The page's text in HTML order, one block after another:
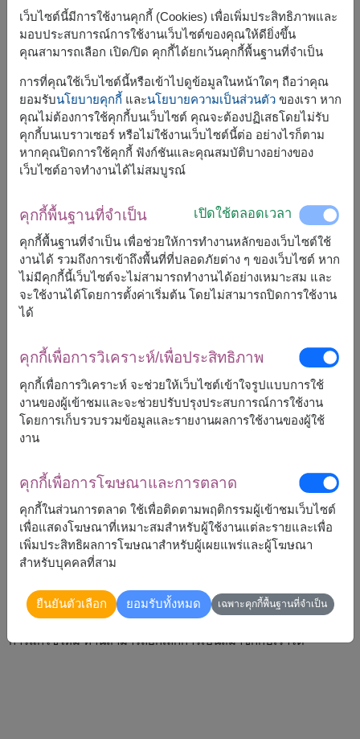
นโยบายการไม่เปิดเผยข้อมูลแก่บุคคลที่
สาม
Flowers2Thailand.com ไม่มีนโยบายที่จะขาย แลกเปลี่ยน หรือให้
เช่าซื้อ ข้อมูลส่วนบุคคลของท่านแก่บุคคลที่สามเป็นอันขาด อย่างไร
ก็ตามทางเรามีความจำเป็นที่จะต้องให้ข้อมูลของท่านแก่ร้านดอกไม้
ที่อยู่ในเครือข่ายหรือตัวแทนส่งสินค้าของเรา และข้อมูลดังกล่าวนี้
จะถูกนำไปใช้เพื่อการจัดส่งสินค้าของเราเท่านั้น
ในกรณีที่ Flowers2Thailand.com มีลิงค์ไปยังเว็บไซต์อื่น
Flowers2Thailand.com จะไม่รับผิดชอบต่อนโยบายคุ้มครองความ
เป็นส่วนตัวและเนื้อหาของเว็บไซต์เหล่านั้น ทั้งนี้หากท่านได้เข้าไป
ยังเว็บไซต์เหล่านั้น เราขอให้ท่านปฏิบัติตามข้อควรปฏิบัติขั้นพื้น
ฐานของการใช้อินเทอร์เน็ตดัง ต่อไปนี้: ไม่ควรให้ข้อมูลส่วนบุคคล
ของท่านแก่เว็บไซต์ที่ไม่มีการเขียนนโยบายคุ้มครองความเป็นส่วน
การยกเลิกสถานภาพสมาชิก/การ
เปลี่ยนแปลงข้อมูลส่วนบุคคล
Flowers2thailand.com มีทางเลือกให้ท่านหลายทางในการ
เปลี่ยนแปลงหรือลบข้อมูลส่วนบุคคลของท่านจากฐานข้อมูลของเรา
ข้อตกลงของท่าน
เมื่อคุณตัดสินใจซื้อสินค้าหรือสมัครสมาชิกกับ
Flowers2Thailand.com คุณตกลงที่อนุญาตให้เราใช้ข้อมูลส่วนตัว
ของท่านตามข้อตกลงที่ระบุไว้ในนโยบายคุ้มครองความเป็นส่วนตัว
ของเรา อย่างไรก็ตามทางเราสงวนสิทธิที่จะเปลี่ยนแปลง แก้ไข หรือ
เพิ่มข้อกำหนดและเงื่อนไขของนโยบายคุ้มครองความเป็นส่วนตัวได้
ตลอดเวลา ทั้งนี้เมื่อมีการแก้ไขข้อมูลดังกล่าวจะมีการแจ้งบน
เว็บไซต์เพื่อให้ท่านทราบ ซึ่งหากท่านใดไม่ตกลงกับนโยบายที่ได้มี
การแก้ไขใหม่ ท่านสามารถยกเลิกการเป็นสมาชิกกับเราได้
เว็บไซต์นี้มีการใช้งานคุกกี้ (Cookies) เพื่อเพิ่มประสิทธิภาพและ
มอบประสบการณ์การใช้งานเว็บไซต์ของคุณให้ดียิ่งขึ้น
คุณสามารถเลือก เปิด/ปิด คุกกี้ได้ยกเว้นคุกกี้พื้นฐานที่จำเป็น
การที่คุณใช้เว็บไซต์นี้หรือเข้าไปดูข้อมูลในหน้าใดๆ ถือว่าคุณ
ยอมรับนโยบายคุกกี้ และนโยบายความเป็นส่วนตัวของเรา หาก
คุณไม่ต้องการใช้คุกกี้บนเว็บไซต์ คุณจะต้องปฏิเสธโดยไม่รับ
คุกกี้บนเบราวเซอร์ หรือไม่ใช้งานเว็บไซต์นี้ต่อ อย่างไรก็ตาม
หากคุณปิดการใช้คุกกี้ ฟังก์ชันและคุณสมบัติบางอย่างของ
เว็บไซต์อาจทำงานได้ไม่สมบูรณ์
คุกกี้พื้นฐานที่จำเป็น เปิดใช้ตลอดเวลา
คุกกี้พื้นฐานที่จำเป็น เพื่อช่วยให้การทำงานหลักของเว็บไซต์ใช้
งานได้ รวมถึงการเข้าถึงพื้นที่ที่ปลอดภัยต่าง ๆ ของเว็บไซต์ หาก
ไม่มีคุกกี้นี้เว็บไซต์จะไม่สามารถทำงานได้อย่างเหมาะสม และ
จะใช้งานได้โดยการตั้งค่าเริ่มต้น โดยไม่สามารถปิดการใช้งาน
ได้
คุกกี้เพื่อการวิเคราะห์/เพื่อประสิทธิภาพ
คุกกี้เพื่อการวิเคราะห์ จะช่วยให้เว็บไซต์เข้าใจรูปแบบการใช้
งานของผู้เข้าชมและจะช่วยปรับปรุงประสบการณ์การใช้งาน
โดยการเก็บรวบรวมข้อมูลและรายงานผลการใช้งานของผู้ใช้
งาน
คุกกี้เพื่อการโฆษณาและการตลาด
คุกกี้ในส่วนการตลาด ใช้เพื่อติดตามพฤติกรรมผู้เข้าชมเว็บไซต์
เพื่อแสดงโฆษณาที่เหมาะสมสำหรับผู้ใช้งานแต่ละรายและเพื่อ
เพิ่มประสิทธิผลการโฆษณาสำหรับผู้เผยแพร่และผู้โฆษณา
สำหรับบุคคลที่สาม
ยืนยันตัวเลือก ยอมรับทั้งหมด เฉพาะคุกกี้พื้นฐานที่จำเป็น